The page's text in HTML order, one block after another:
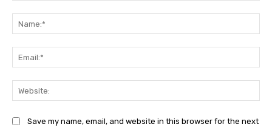
Save my name, email, and website in this browser for the next